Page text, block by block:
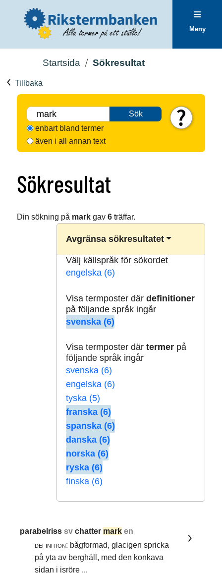
Meny
Startsida Sökresultat
Tillbaka
Sök
enbart bland termer
även i all annan text
Sökresultat
Din sökning på markgav 6träffar.
Avgränsa sökresultatet
Välj källspråk för sökordet
engelska (6)
Visa termposter där definitioner
på följande språk ingår
svenska (6)
Visa termposter där termerpå
följande språk ingår
svenska (6)
engelska (6)
tyska (5)
franska (6)
spanska (6)
danska (6)
norska (6)
ryska (6)
finska (6)
parabelrisssvchatter mark en
definition: bågformad, glacigen spricka
på yta av berghäll, med den konkava
sidan i isröre ...